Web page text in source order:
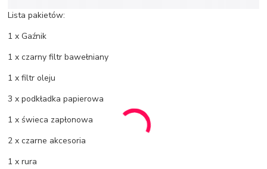
Lista pakietów:
1 x Gaźnik
1 x czarny filtr bawełniany
1 x filtr oleju
3 x podkładka papierowa
1 x świeca zapłonowa
2 x czarne akcesoria
1 x rura